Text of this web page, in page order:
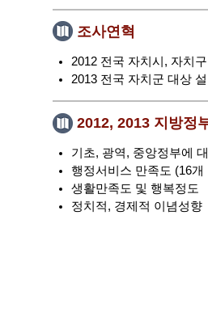
조사연혁
2012 전국 자치시, 자치
2013 전국 자치군 대상
2012, 2013 지방정
기초, 광역, 중앙정부에
행정서비스 만족도 (16개
생활만족도 및 행복정도
정치적, 경제적 이념성향